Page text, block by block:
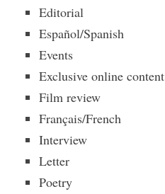
Editorial
Español/Spanish
Events
Exclusive online content
Film review
Français/French
Interview
Letter
Poetry